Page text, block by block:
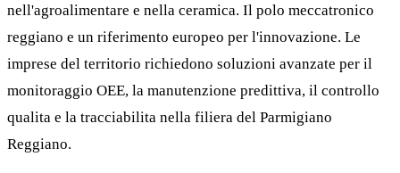
nell'agroalimentare e nella ceramica. Il polo meccatronico
reggiano e un riferimento europeo per l'innovazione. Le
imprese del territorio richiedono soluzioni avanzate per il
monitoraggio OEE, la manutenzione predittiva, il controllo
qualita e la tracciabilita nella filiera del Parmigiano
Reggiano.